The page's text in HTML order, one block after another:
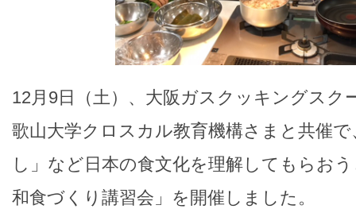
12月9日（土）、大阪ガスクッキングスク
歌山大学クロスカル教育機構さまと共催
し」など日本の食文化を理解してもらお
和食づくり講習会」を開催しました。